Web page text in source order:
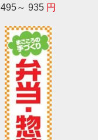
495～ 935 円